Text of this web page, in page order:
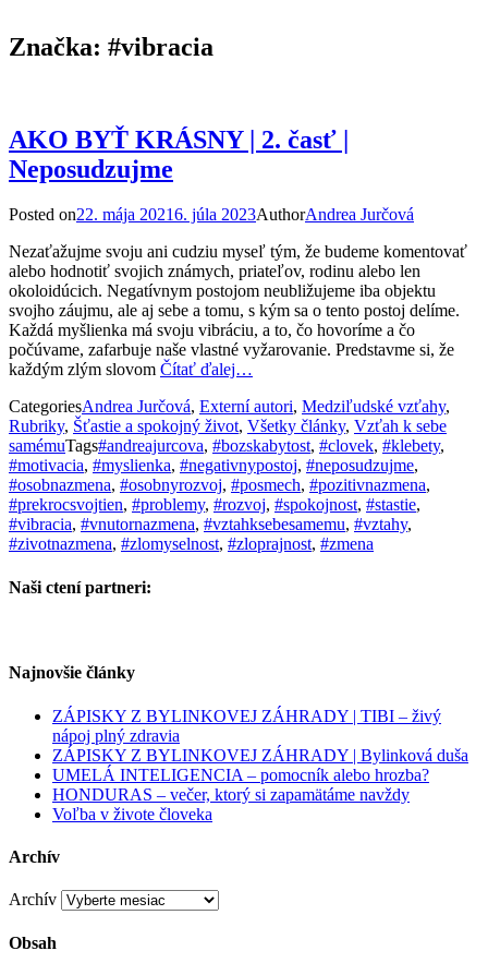
Značka: #vibracia
AKO BYŤ KRÁSNY | 2. časť |
Neposudzujme
Posted on22. mája 20216. júla 2023AuthorAndrea Jurčová
Nezaťažujme svoju ani cudziu myseľ tým, že budeme komentovať
alebo hodnotiť svojich známych, priateľov, rodinu alebo len
okoloidúcich. Negatívnym postojom neubližujeme iba objektu
svojho záujmu, ale aj sebe a tomu, s kým sa o tento postoj delíme.
Každá myšlienka má svoju vibráciu, a to, čo hovoríme a čo
počúvame, zafarbuje naše vlastné vyžarovanie. Predstavme si, že
každým zlým slovom Čítať ďalej…
CategoriesAndrea Jurčová, Externí autori, Medziľudské vzťahy,
Rubriky, Šťastie a spokojný život, Všetky články, Vzťah k sebe
samémuTags#andreajurcova, #bozskabytost, #clovek, #klebety,
#motivacia, #myslienka, #negativnypostoj, #neposudzujme,
#osobnazmena, #osobnyrozvoj, #posmech, #pozitivnazmena,
#prekrocsvojtien, #problemy, #rozvoj, #spokojnost, #stastie,
#vibracia, #vnutornazmena, #vztahksebesamemu, #vztahy,
#zivotnazmena, #zlomyselnost, #zloprajnost, #zmena
Naši ctení partneri:
Najnovšie články
ZÁPISKY Z BYLINKOVEJ ZÁHRADY | TIBI – živý
nápoj plný zdravia
ZÁPISKY Z BYLINKOVEJ ZÁHRADY | Bylinková duša
UMELÁ INTELIGENCIA – pomocník alebo hrozba?
HONDURAS – večer, ktorý si zapamätáme navždy
Voľba v živote človeka
Archív
Archív
Obsah